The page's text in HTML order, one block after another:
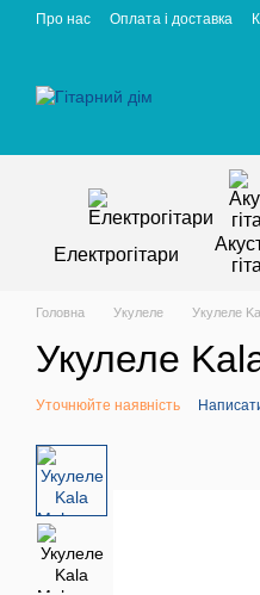
Перейти к основному контенту
Про нас Оплата і доставка
Електрогітари
Головна Укулеле Укулеле
Укулеле
Уточнюйте наявність